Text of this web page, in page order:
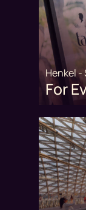
Henkel
For